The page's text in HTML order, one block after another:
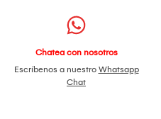
Chatea con nosotros
Escríbenos a nuestro Whatsapp
Chat